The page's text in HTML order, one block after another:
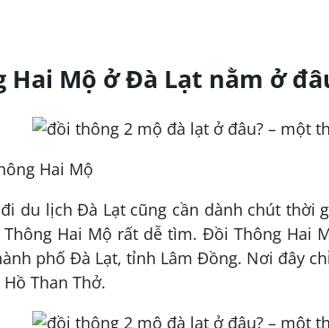
Hai Mộ ở Đà Lạt nằm ở
Hai Mộ
du lịch Đà Lạt cũng cần dành chút thời
Hai Mộ rất dễ tìm. Đồi Thông Hai
phố Đà Lạt, tỉnh Lâm Đồng. Nơi đây
Than Thở.